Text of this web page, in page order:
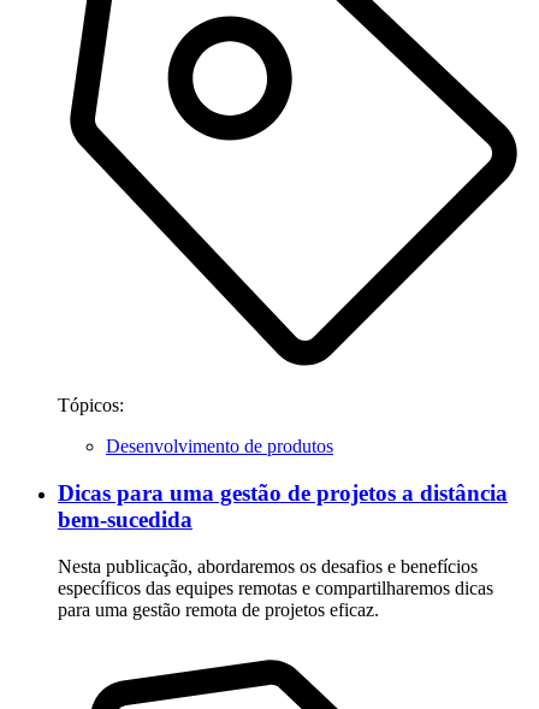
Tópicos:
Desenvolvimento de produtos
Dicas para uma gestão de projetos a distância
bem-sucedida
Nesta publicação, abordaremos os desafios e benefícios
específicos das equipes remotas e compartilharemos dicas
para uma gestão remota de projetos eficaz.